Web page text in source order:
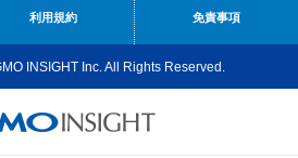
利用規約 免責事項
INSIGHT Inc. All Rights Reserved.